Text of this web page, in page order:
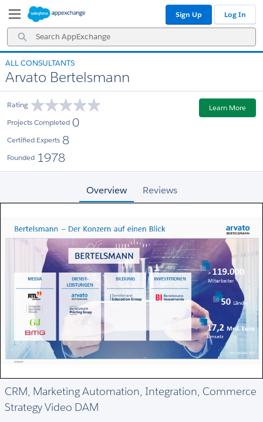
Navigation
Main
Content
Search
AppExchange
Sign Up Log In
ALL CONSULTANTS
Arvato Bertelsmann
Rating
Projects Completed 0
Certified Experts 8
Founded 1978
Learn More
Overview Reviews
CRM, Marketing Automation, Integration, Commerce
Strategy Video DAM